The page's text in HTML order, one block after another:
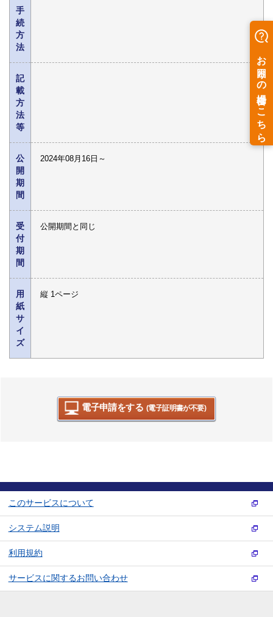
手
続
方
法
記
載
方
法
等
公
開
期
間
2024年08月16日～
受
付
期
間
公開期間と同じ
用
紙
サ
イ
ズ
縦 1ページ
電子申請をする (電子証明書が不要)
このサービスについて
システム説明
利用規約
サービスに関するお問い合わせ